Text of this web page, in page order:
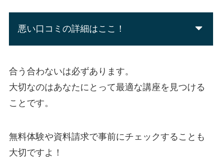
悪い口コミの詳細はここ！
合う合わないは必ずあります。
大切なのはあなたにとって最適な講座を見つける
ことです。
無料体験や資料請求で事前にチェックすることも
大切ですよ！